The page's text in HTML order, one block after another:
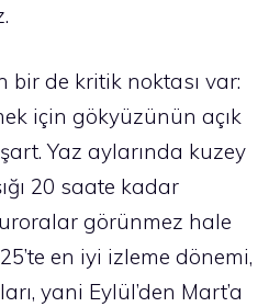
bir de kritik noktası var:
için gökyüzünün açık
Yaz aylarında kuzey
20 saate kadar
görünmez hale
en iyi izleme dönemi,
yani Eylül’den Mart’a